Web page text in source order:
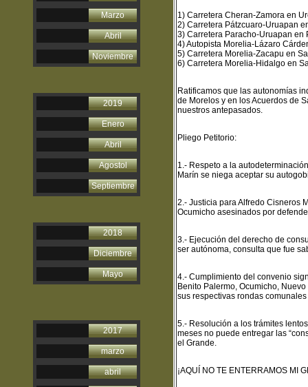
Marzo
Abril
Noviembre
2019
Enero
Abril
Agostol
Septiembre
2018
Diciembre
Mayo
2017
marzo
abril
1) Carretera Cheran-Zamora en
2) Carretera Pátzcuaro-Uruapan
3) Carretera Paracho-Uruapan en
4) Autopista Morelia-Lázaro
5) Carretera Morelia-Zacapu en
6) Carretera Morelia-Hidalgo en
Ratificamos que las autonomías
de Morelos y en los Acuerdos de
nuestros antepasados.
Pliego Petitorio:
1.- Respeto a la
Marín se niega aceptar su
2.- Justicia para Alfredo Cisneros
Ocumicho asesinados por
3.- Ejecución del derecho de
ser autónoma, consulta que fue
4.- Cumplimiento del convenio
Benito Palermo, Ocumicho,
sus respectivas rondas
5.- Resolución a los trámites
meses no puede entregar las
el Grande.
¡AQUÍ NO TE ENTERRAMOS MI